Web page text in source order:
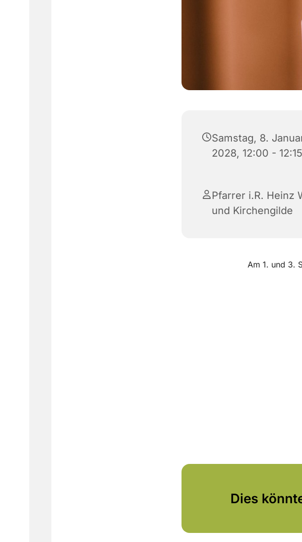
Samstag, 8.
2028, 12:00 -
Pfarrer i.R. Heinz
und Kirchengilde
Am 1. und 3.
Dies